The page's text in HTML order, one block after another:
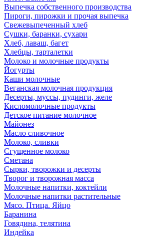
Выпечка собственного производства
Пироги, пирожки и прочая выпечка
Свежевыпеченный хлеб
Сушки, баранки, сухари
Хлеб, лаваш, багет
Хлебцы, тарталетки
Молоко и молочные продукты
Йогурты
Каши молочные
Веганская молочная продукция
Десерты, муссы, пудинги, желе
Кисломолочные продукты
Детское питание молочное
Майонез
Масло сливочное
Молоко, сливки
Сгущенное молоко
Сметана
Сырки, творожки и десерты
Творог и творожная масса
Молочные напитки, коктейли
Молочные напитки растительные
Мясо. Птица. Яйцо
Баранина
Говядина, телятина
Индейка